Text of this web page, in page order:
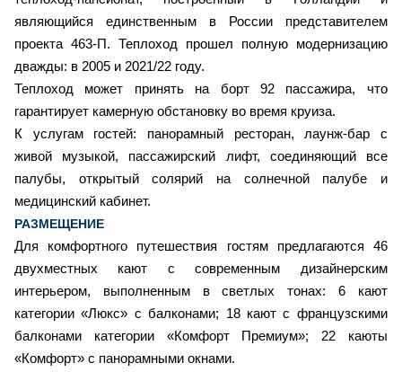
являющийся единственным в России представителем
проекта 463-П. Теплоход прошел полную модернизацию
дважды: в 2005 и 2021/22 году.
Теплоход может принять на борт 92 пассажира, что
гарантирует камерную обстановку во время круиза.
К услугам гостей: панорамный ресторан, лаунж-бар с
живой музыкой, пассажирский лифт, соединяющий все
палубы, открытый солярий на солнечной палубе и
медицинский кабинет.
РАЗМЕЩЕНИЕ
Для комфортного путешествия гостям предлагаются 46
двухместных кают с современным дизайнерским
интерьером, выполненным в светлых тонах: 6 кают
категории «Люкс» с балконами; 18 кают с французскими
балконами категории «Комфорт Премиум»; 22 каюты
«Комфорт» с панорамными окнами.